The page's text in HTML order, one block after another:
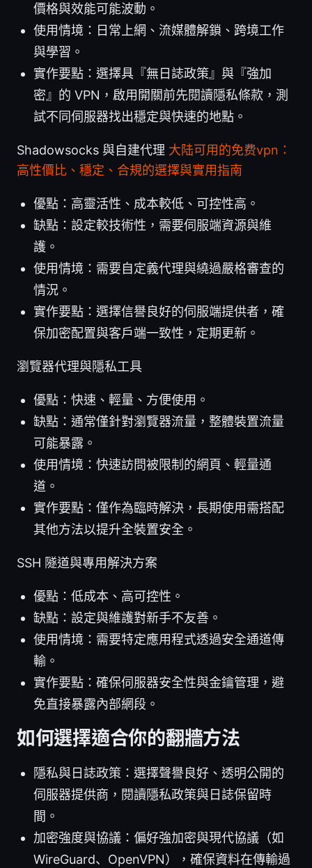
價格與效能可能波動。
使用情境：日常上網、流媒體解鎖、跨境工作
與學習。
實作要點：選擇具『無日誌政策』與『強加
密』的 VPN，啟用開關前先閱讀隱私條款，測
試不同伺服器找出穩定與快速的地點。
Shadowsocks 與自建代理 大陆可用的免费vpn：
高性價比、穩定、合規的選擇與實用指南
優點：高靈活性、成本較低、可控性高。
缺點：設定較技術性，需要伺服端資源與維
護。
使用情境：需要自定義代理與繞過嚴格審查的
情況。
實作要點：選擇信譽良好的伺服端提供者，確
保加密配置與客戶端一致性，定期更新。
瀏覽器代理與隱私工具
優點：快速、輕量、方便使用。
缺點：通常僅針對瀏覽器流量，整體裝置流量
可能暴露。
使用情境：快速訪問被限制的網頁、輕量通
道。
實作要點：僅作為臨時解決，長期使用需搭配
其他方法以提升全裝置安全。
SSH 隧道與專用解決方案
優點：低成本、高可控性。
缺點：設定與維護對新手不友善。
使用情境：需要特定應用程式透過安全通道傳
輸。
實作要點：確保伺服器安全性與金鑰管理，避
免直接暴露內部網段。
如何選擇適合你的翻牆方法
隱私與日誌政策：選擇聲譽良好、透明公開的
伺服器提供商，閱讀隱私政策與日誌保留時
間。
加密強度與協議：偏好強加密與現代協議（如
WireGuard、OpenVPN），確保資料在傳輸過